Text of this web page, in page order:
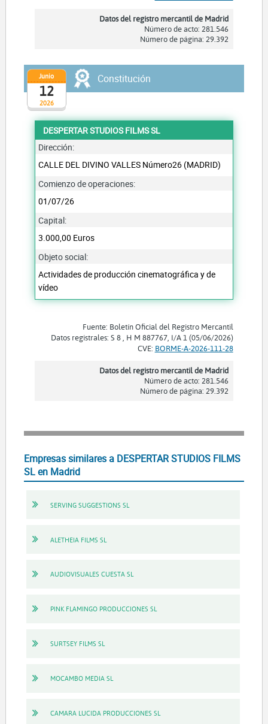
Datos del registro mercantil de Madrid
Número de acto: 281.546
Número de página: 29.392
2026
Junio
12
Constitución
DESPERTAR STUDIOS FILMS SL
Dirección:
CALLE DEL DIVINO VALLES Número26 (MADRID)
Comienzo de operaciones:
01/07/26
Capital:
3.000,00 Euros
Objeto social:
Actividades de producción cinematográfica y de
vídeo
Fuente: Boletín Oficial del Registro Mercantil
Datos registrales: S 8 , H M 887767, I/A 1 (05/06/2026)
CVE: BORME-A-2026-111-28
Datos del registro mercantil de Madrid
Número de acto: 281.546
Número de página: 29.392
Empresas similares a DESPERTAR STUDIOS FILMS
SL en Madrid
SERVING SUGGESTIONS SL
ALETHEIA FILMS SL
AUDIOVISUALES CUESTA SL
PINK FLAMINGO PRODUCCIONES SL
SURTSEY FILMS SL
MOCAMBO MEDIA SL
CAMARA LUCIDA PRODUCCIONES SL